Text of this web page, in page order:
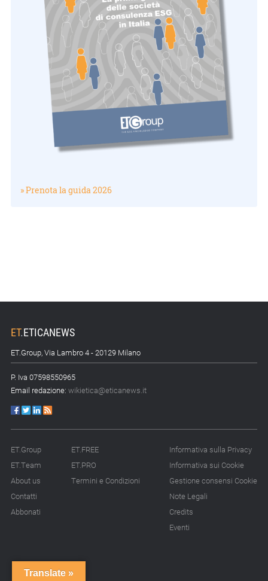
» Prenota la guida 2026
ET.ETICANEWS
ET.Group, Via Lambro 4 - 20129 Milano
P. Iva 07598550965
Email redazione: wikietica@eticanews.it
ET.Group
ET.Team
About us
Contatti
Abbonati
ET.FREE
ET.PRO
Termini e Condizioni
Informativa sulla Privacy
Informativa sui Cookie
Gestione consensi Cookie
Note Legali
Credits
Eventi
Translate »